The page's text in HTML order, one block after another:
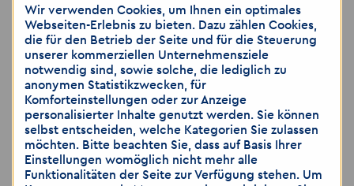
15:00 Uhr. Lass uns in Ruhe über deine Wünsche und
Möglichkeiten sprechen.
📱Messenger:0160 90286954
📧E-Mail:info-berlin1@ akzent-mitte.de
☎️Telefon:030 28399110
Akzent Personaldienstleistungen Mitte GmbH
Wir verwenden Cookies, um Ihnen ein optimales
Webseiten-Erlebnis zu bieten. Dazu zählen Cookies,
die für den Betrieb der Seite und für die Steuerung
unserer kommerziellen Unternehmensziele
notwendig sind, sowie solche, die lediglich zu
anonymen Statistikzwecken, für
Komforteinstellungen oder zur Anzeige
personalisierter Inhalte genutzt werden. Sie können
selbst entscheiden, welche Kategorien Sie zulassen
möchten. Bitte beachten Sie, dass auf Basis Ihrer
Einstellungen womöglich nicht mehr alle
Funktionalitäten der Seite zur Verfügung stehen. Um